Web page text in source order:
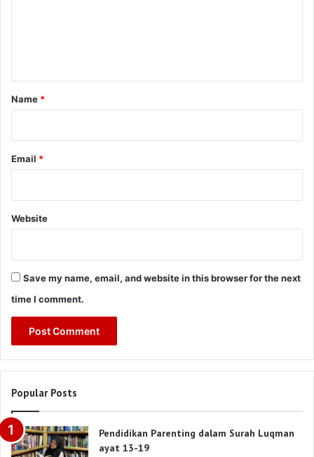
*
Name *
Email *
Website
Save my name, email, and website in this browser for the next
time I comment.
Popular Posts
Pendidikan Parenting dalam Surah Luqman
ayat 13-19